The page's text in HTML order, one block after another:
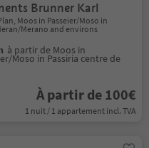
Brunner Karl
Moos in Passeier/Moso in
Merano and environs
à partir de Moos in
Moso in Passiria centre de
À partir de 100€
1 nuit / 1 appartement incl. TVA